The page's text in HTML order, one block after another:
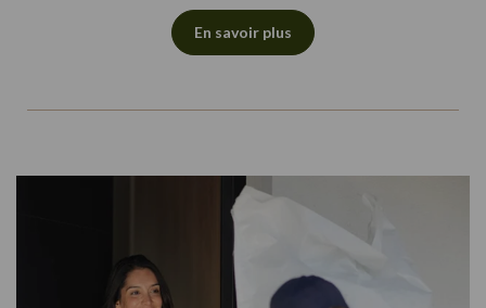
En savoir plus